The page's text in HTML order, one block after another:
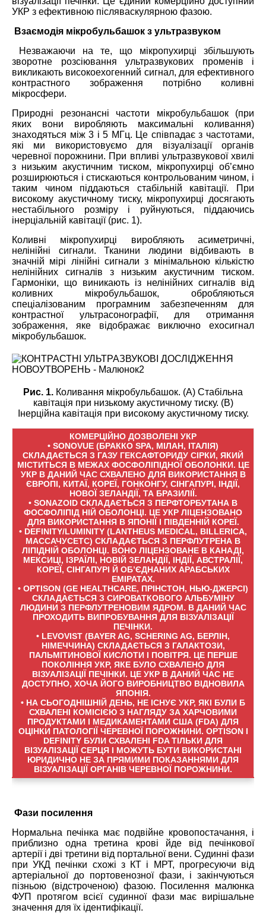
УКР з ефективною післяваскулярною фазою.
Взаємодія мікробульбашок з ультразвуком
Незважаючи на те, що мікропухирці збільшують
зворотне розсіювання ультразвукових променів і
викликають високоехогенний сигнал, для ефективного
контрастного зображення потрібно коливні
мікросфери.
Природні резонансні частоти мікробульбашок (при
яких вони виробляють максимальні коливання)
знаходяться між 3 і 5 МГц. Це співпадає з частотами,
які ми використовуємо для візуалізації органів
черевної порожнини. При впливі ультразвукової хвилі
з низьким акустичним тиском, мікропухирці об’ємно
розширюються і стискаються контрольованим чином, і
таким чином піддаються стабільній кавітації. При
високому акустичному тиску, мікропухирці досягають
нестабільного розміру і руйнуються, піддаючись
інерціальній кавітації (рис. 1).
Коливні мікропухирці виробляють асиметричні,
нелінійні сигнали. Тканини людини відбивають в
значній мірі лінійні сигнали з мінімальною кількістю
нелінійних сигналів з низьким акустичним тиском.
Гармоніки, що виникають із нелінійних сигналів від
коливних мікробульбашок, обробляються
спеціалізованим програмним забезпеченням для
контрастної ультрасонографії, для отримання
зображення, яке відображає виключно ехосигнал
мікробульбашок.
Рис. 1. Коливання мікробульбашок. (А) Стабільна
кавітація при низькому акустичному тиску. (B)
Інерційна кавітація при високому акустичному тиску.
КОМЕРЦІЙНО ДОЗВОЛЕНІ УКР
• SONOVUE (БРАККО SPA, МІЛАН, ІТАЛІЯ)
СКЛАДАЄТЬСЯ З ГАЗУ ГЕКСАФТОРИДУ СІРКИ, ЯКИЙ
МІСТИТЬСЯ В МЕЖАХ ФОСФОЛІПІДНОЇ ОБОЛОНКИ. ЦЕ
УКР В ДАНИЙ ЧАС СХВАЛЕНО ДЛЯ ВИКОРИСТАННЯ В
ЄВРОПІ, КИТАЇ, КОРЕЇ, ГОНКОНГУ, СІНГАПУРІ, ІНДІЇ,
НОВОЇ ЗЕЛАНДІЇ, ТА БРАЗИЛІЇ.
• SONAZOID СКЛАДАЄТЬСЯ З ПЕРФТОРБУТАНА В
ФОСФОЛІПІД НІЙ ОБОЛОНЦІ. ЦЕ УКР ЛІЦЕНЗОВАНО
ДЛЯ ВИКОРИСТАННЯ В ЯПОНІЇ І ПІВДЕННІЙ КОРЕЇ.
• DEFINITY/LUMINITY (LANTHEUS MEDICAL, BILLERICA,
МАССАЧУСЕТС) СКЛАДАЄТЬСЯ З ПЕРФЛУТРЕНА В
ЛІПІДНІЙ ОБОЛОНЦІ. ВОНО ЛІЦЕНЗОВАНЕ В КАНАДІ,
МЕКСИЦІ, ІЗРАЇЛІ, НОВІЙ ЗЕЛАНДІЇ, ІНДІЇ, АВСТРАЛІЇ,
КОРЕЇ, СІНГАПУРІ Й ОБ’ЄДНАНИХ АРАБСЬКИХ
ЕМІРАТАХ.
• OPTISON (GE HEALTHCARE, ПРІНСТОН, НЬЮ-ДЖЕРСІ)
СКЛАДАЄТЬСЯ З СИРОВАТКОВОГО АЛЬБУМІНУ
ЛЮДИНИ З ПЕРФЛУТРЕНОВИМ ЯДРОМ. В ДАНИЙ ЧАС
ПРОХОДИТЬ ВИПРОБУВАННЯ ДЛЯ ВІЗУАЛІЗАЦІЇ
ПЕЧІНКИ.
• LEVOVIST (BAYER AG, SCHERING AG, БЕРЛІН,
НІМЕЧЧИНА) СКЛАДАЄТЬСЯ З ГАЛАКТОЗИ,
ПАЛЬМІТИНОВОЇ КИСЛОТИ І ПОВІТРЯ. ЦЕ ПЕРШЕ
ПОКОЛІННЯ УКР, ЯКЕ БУЛО СХВАЛЕНО ДЛЯ
ВІЗУАЛІЗАЦІЇ ПЕЧІНКИ. ЦЕ УКР В ДАНИЙ ЧАС НЕ
ДОСТУПНО, ХОЧА ЙОГО ВИРОБНИЦТВО ВІДНОВИЛА
ЯПОНІЯ.
• НА СЬОГОДНІШНІЙ ДЕНЬ, НЕ ІСНУЄ УКР, ЯКІ БУЛИ Б
СХВАЛЕНІ КОМІСІЄЮ З НАГЛЯДУ ЗА ХАРЧОВИМИ
ПРОДУКТАМИ І МЕДИКАМЕНТАМИ США (FDA) ДЛЯ
ОЦІНКИ ПАТОЛОГІЇ ЧЕРЕВНОЇ ПОРОЖНИНИ. OPTISON І
DEFINITY БУЛИ СХВАЛЕНІ FDA ТІЛЬКИ ДЛЯ
ВІЗУАЛІЗАЦІЇ СЕРЦЯ І МОЖУТЬ БУТИ ВИКОРИСТАНІ
ЮРИДИЧНО НЕ ЗА ПРЯМИМИ ПОКАЗАННЯМИ ДЛЯ
ВІЗУАЛІЗАЦІЇ ОРГАНІВ ЧЕРЕВНОЇ ПОРОЖНИНИ.
Фази посилення
Нормальна печінка має подвійне кровопостачання, і
приблизно одна третина крові йде від печінкової
артерії і дві третини від портальної вени. Судинні фази
при УКД печінки схожі з КТ і МРТ, прогресуючи від
артеріальної до портовенозної фази, і закінчуються
пізньою (відстроченою) фазою. Посилення малюнка
ФУП протягом всієї судинної фази має вирішальне
значення для їх ідентифікації.